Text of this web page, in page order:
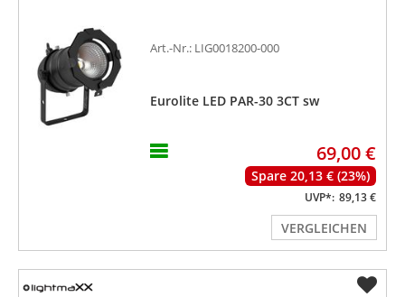
Art.-Nr.: LIG0018200-000
Eurolite LED PAR-30 3CT sw
69,00 €
Spare 20,13 € (23%)
UVP*: 89,13 €
VERGLEICHEN